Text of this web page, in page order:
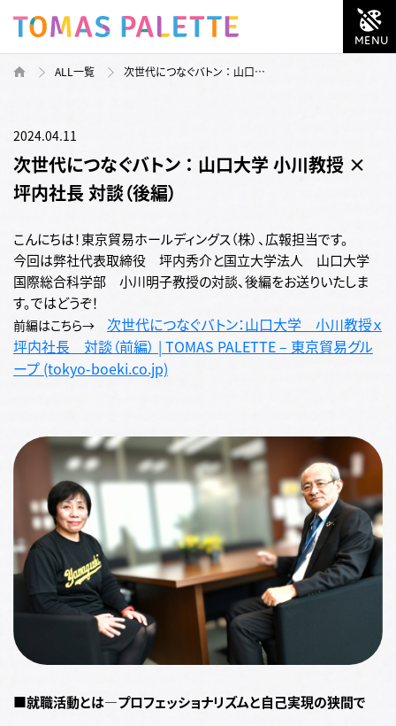
ALL一覧 次世代につなぐバトン ： 山口…
2024.04.11
次世代につなぐバトン ： 山口大学 小川教授 ×
坪内社長 対談（後編）
こんにちは！東京貿易ホールディングス（株）、広報担当です。
今回は弊社代表取締役 坪内秀介と国立大学法人 山口大学
国際総合科学部 小川明子教授の対談、後編をお送りいたしま
す。ではどうぞ！
前編はこちら→ 次世代につなぐバトン：山口大学 小川教授ｘ
坪内社長 対談（前編） | TOMAS PALETTE – 東京貿易グル
ープ (tokyo-boeki.co.jp)
■就職活動とは―プロフェッショナリズムと自己実現の狭間で